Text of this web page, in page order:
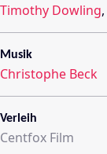
Timothy Dowling,
Musik
Christophe Beck
Verleih
Centfox Film